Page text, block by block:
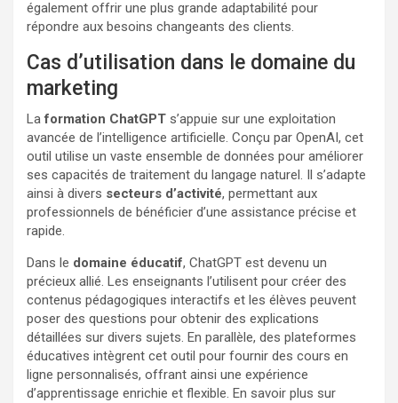
également offrir une plus grande adaptabilité pour
répondre aux besoins changeants des clients.
Cas d’utilisation dans le domaine du
marketing
Laformation ChatGPT s’appuie sur une exploitation
avancée de l’intelligence artificielle. Conçu par OpenAI, cet
outil utilise un vaste ensemble de données pour améliorer
ses capacités de traitement du langage naturel. Il s’adapte
ainsi à divers secteurs d’activité, permettant aux
professionnels de bénéficier d’une assistance précise et
rapide.
Dans le domaine éducatif, ChatGPT est devenu un
précieux allié. Les enseignants l’utilisent pour créer des
contenus pédagogiques interactifs et les élèves peuvent
poser des questions pour obtenir des explications
détaillées sur divers sujets. En parallèle, des plateformes
éducatives intègrent cet outil pour fournir des cours en
ligne personnalisés, offrant ainsi une expérience
d’apprentissage enrichie et flexible. En savoir plus sur